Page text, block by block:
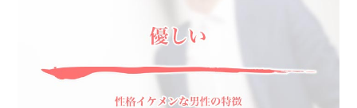
紳士的な対応ができる